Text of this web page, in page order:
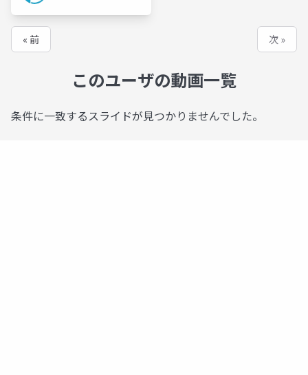
« 前 次 »
このユーザの動画一覧
条件に一致するスライドが見つかりませんでした。